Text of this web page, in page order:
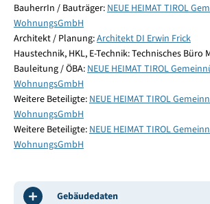
BauherrIn / Bauträger: NEUE HEIMAT TIROL
WohnungsGmbH
Architekt / Planung:Architekt DI Erwin Frick
Haustechnik, HKL, E-Technik: Technisches Büro
Bauleitung / ÖBA: NEUE HEIMAT TIROL
WohnungsGmbH
Weitere Beteiligte: NEUE HEIMAT TIROL
WohnungsGmbH
Weitere Beteiligte: NEUE HEIMAT TIROL
WohnungsGmbH
Gebäudedaten